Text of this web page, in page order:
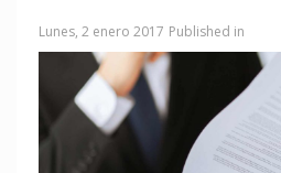
Lunes, 2 enero 2017 Published in